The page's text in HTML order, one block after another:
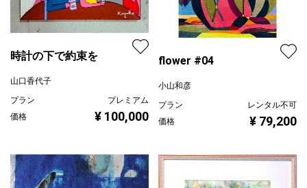
時計の下で約束を
山口香代子
プラン
プレミアム
価格
¥ 100,000
flower #04
小山和彦
プラン
レンタル不可
価格
¥ 79,200